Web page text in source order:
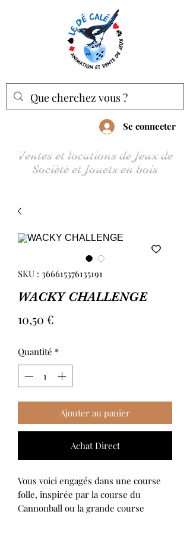
Se connecter
Ventes et locations de Jeux de
Société et Jouets en bois
SKU : 366615376135191
WACKY CHALLENGE
10,50 €
Quantité *
Ajouter au panier
Achat Direct
Vous voici engagés dans une course
folle, inspirée par la course du
Cannonball ou la grande course